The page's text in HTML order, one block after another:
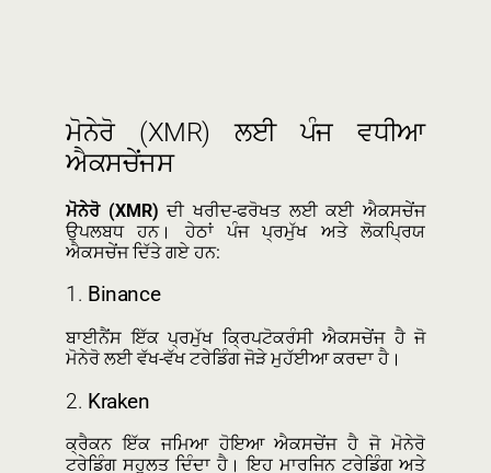
ਮੋਨੇਰੋ (XMR) ਲਈ ਪੰਜ ਵਧੀਆ
ਐਕਸਚੇਂਜਸ
ਮੋਨੇਰੋ (XMR) ਦੀ ਖਰੀਦ-ਫਰੋਖਤ ਲਈ ਕਈ ਐਕਸਚੇਂਜ
ਉਪਲਬਧ ਹਨ। ਹੇਠਾਂ ਪੰਜ ਪ੍ਰਮੁੱਖ ਅਤੇ ਲੋਕਪ੍ਰਿਯ
ਐਕਸਚੇਂਜ ਦਿੱਤੇ ਗਏ ਹਨ:
1. Binance
ਬਾਈਨੈਂਸ ਇੱਕ ਪ੍ਰਮੁੱਖ ਕ੍ਰਿਪਟੋਕਰੰਸੀ ਐਕਸਚੇਂਜ ਹੈ ਜੋ
ਮੋਨੇਰੋ ਲਈ ਵੱਖ-ਵੱਖ ਟਰੇਡਿੰਗ ਜੋੜੇ ਮੁਹੱਈਆ ਕਰਦਾ ਹੈ।
2. Kraken
ਕ੍ਰੈਕਨ ਇੱਕ ਜਮਿਆ ਹੋਇਆ ਐਕਸਚੇਂਜ ਹੈ ਜੋ ਮੋਨੇਰੋ
ਟਰੇਡਿੰਗ ਸਹੂਲਤ ਦਿੰਦਾ ਹੈ। ਇਹ ਮਾਰਜਿਨ ਟਰੇਡਿੰਗ ਅਤੇ